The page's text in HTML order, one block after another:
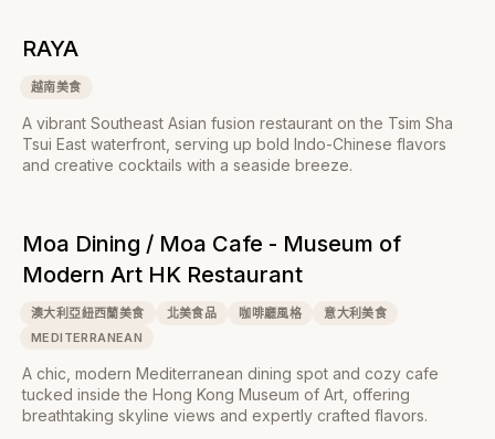
RAYA
越南美食
A vibrant Southeast Asian fusion restaurant on the Tsim Sha
Tsui East waterfront, serving up bold Indo-Chinese flavors
and creative cocktails with a seaside breeze.
Moa Dining / Moa Cafe - Museum of
Modern Art HK Restaurant
澳大利亞紐西蘭美食 北美食品 咖啡廳風格
意大利美食
MEDITERRANEAN
A chic, modern Mediterranean dining spot and cozy cafe
tucked inside the Hong Kong Museum of Art, offering
breathtaking skyline views and expertly crafted flavors.